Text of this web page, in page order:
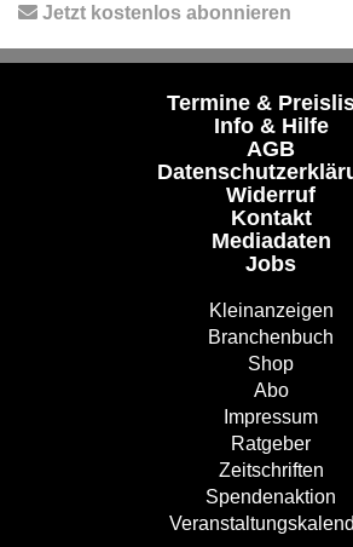
Jetzt kostenlos abonnieren
Termine &
Info & Hilfe
AGB
Widerruf
Kontakt
Mediadaten
Jobs
Kleinanzeigen
Branchenbuch
Shop
Abo
Impressum
Ratgeber
Zeitschriften
Spendenaktion